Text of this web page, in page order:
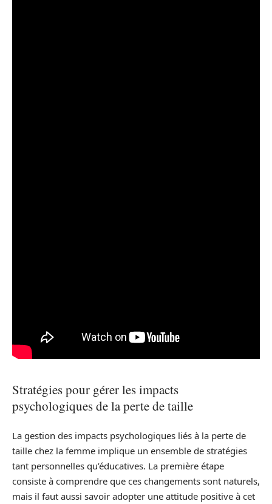
Stratégies pour gérer les impacts
psychologiques de la perte de taille
La gestion des impacts psychologiques liés à la perte de
taille chez la femme implique un ensemble de stratégies
tant personnelles qu’éducatives. La première étape
consiste à comprendre que ces changements sont naturels,
mais il faut aussi savoir adopter une attitude positive à cet